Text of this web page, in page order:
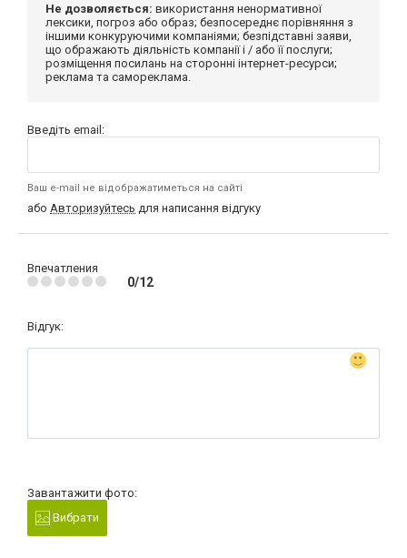
Не дозволяється: використання ненормативної
лексики, погроз або образ; безпосереднє порівняння з
іншими конкуруючими компаніями; безпідставні заяви,
що ображають діяльність компанії і / або її послуги;
розміщення посилань на сторонні інтернет-ресурси;
реклама та самореклама.
Введіть email:
Ваш e-mail не відображатиметься на сайті
або Авторизуйтесь для написання відгуку
Впечатления
0/12
Відгук:
Завантажити фото:
Вибрати